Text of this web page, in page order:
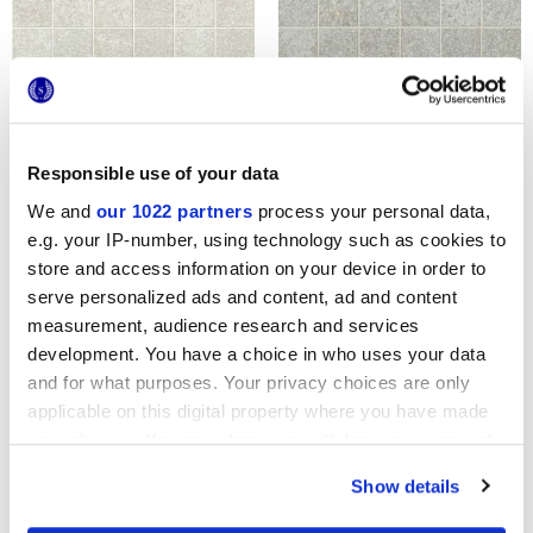
Responsible use of your data
We and our 1022 partners process your personal data,
e.g. your IP-number, using technology such as cookies to
store and access information on your device in order to
serve personalized ads and content, ad and content
measurement, audience research and services
development. You have a choice in who uses your data
and for what purposes. Your privacy choices are only
applicable on this digital property where you have made
your choices. You can change or withdraw your consent
Show details
ARKIQUARTZ ARCTIC ARKIQUARTZ PEARL
TESSERE
ARKIQUARTZ PUMICE
TESSERE
ARKIQUARTZ TITANIUM
TESSERE